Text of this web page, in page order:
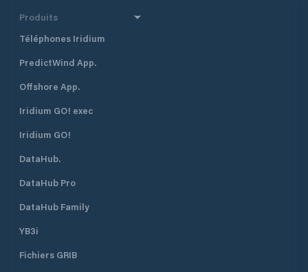
Produits
Téléphones Iridium
PredictWind App.
Offshore App.
Iridium GO! exec
Iridium GO!
DataHub.
DataHub Pro
DataHub Family
YB3i
Fichiers GRIB